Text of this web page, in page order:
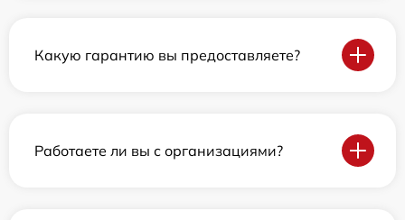
Какую гарантию вы предоставляете?
Работаете ли вы с организациями?